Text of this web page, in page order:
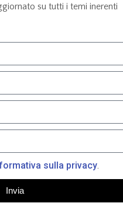
su tutti i temi inerenti
sulla privacy.
Invia